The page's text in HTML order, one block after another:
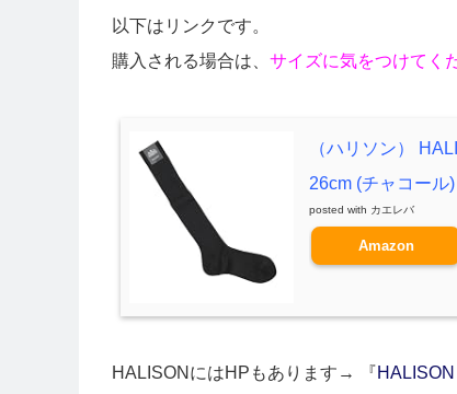
以下はリンクです。
購入される場合は、 サイズに気をつけてく
（ハリソン）
26cm (チャコール)
posted with カエレバ
Amazon
HALISONにはHPもあります→ 『